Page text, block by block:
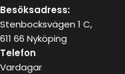
Besöksadress:
Stenbocksvägen 1 C,
611 66 Nyköping
Telefon
Vardagar